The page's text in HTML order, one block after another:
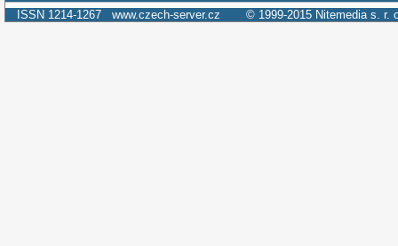
ISSN 1214-1267 www.czech-server.cz © 1999-2015 Nitemedia s. r.